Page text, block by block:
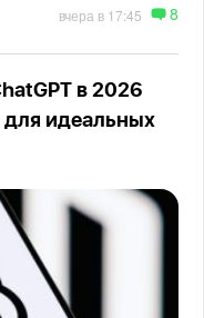
вчера в 17:45 8
в 2026
для идеальных